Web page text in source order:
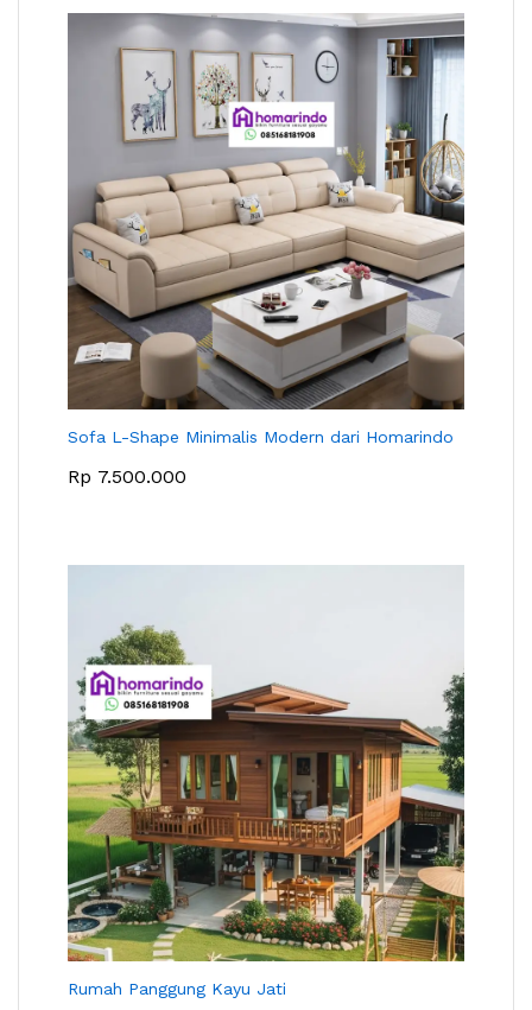
Sofa L-Shape Minimalis Modern dari Homarindo
Rp 7.500.000
Rumah Panggung Kayu Jati